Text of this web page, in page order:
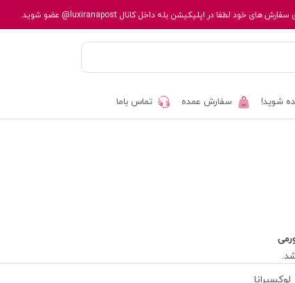
سفارش های خود لطفا در اپلیکیشن بله داخل کانال@luxiranapost عضو شوید.
شوید! سفارش عمده تماس باما